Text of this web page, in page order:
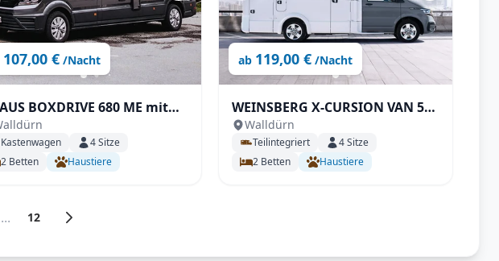
107,00 € /Nacht
BOXDRIVE 680 ME mit
uvm.
Kastenwagen 4Sitze
2 Betten Haustiere
ab 119,00 € /Nacht
WEINSBERG X-CURSION VAN 500
MQ EDITION [PEPPER]
Walldürn
Teilintegriert 4 Sitze
2 Betten Haustiere
... 12